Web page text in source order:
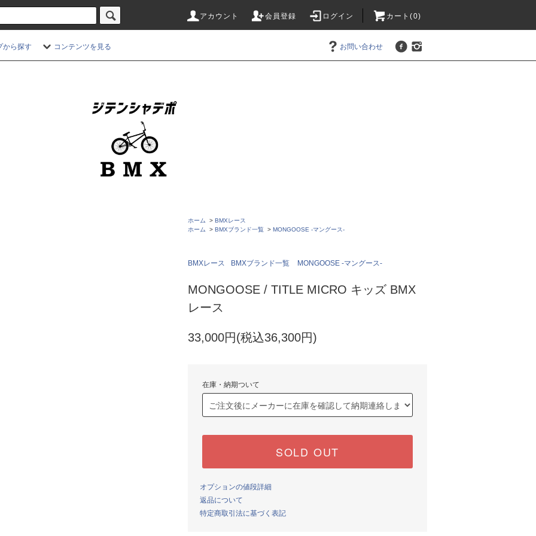
アカウント 会員登録 ログイン カート(0)
から探す コンテンツを見る お問い合わせ
ホーム > BMXレース
ホーム
> BMXブランド一覧 > MONGOOSE -マングース-
BMXレース BMXブランド一覧 MONGOOSE -マングース-
MONGOOSE / TITLE MICRO キッズ BMX
レース
33,000円(税込36,300円)
在庫・納期ついて
SOLD OUT
オプションの値段詳細
返品について
特定商取引法に基づく表記